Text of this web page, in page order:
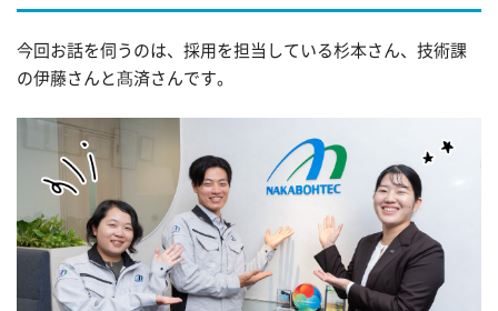
今回お話を伺うのは、採用を担当している杉本さん、技術課
の伊藤さんと髙済さんです。